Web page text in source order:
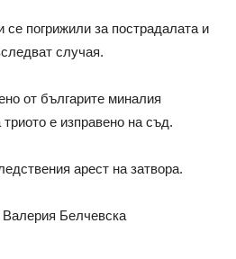
погрижили за пострадалата и
случая.
от българите миналия
е изправено на съд.
арест на затвора.
Белчевска